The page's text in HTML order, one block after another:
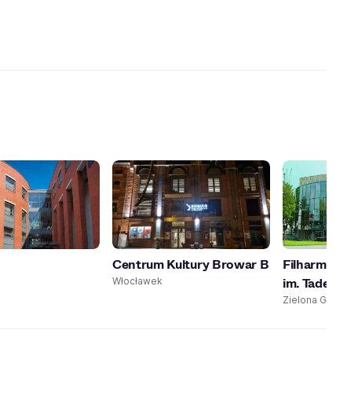
Centrum Kultury Browar B
Włocławek
Filharmonia
im.
Zielona Góra